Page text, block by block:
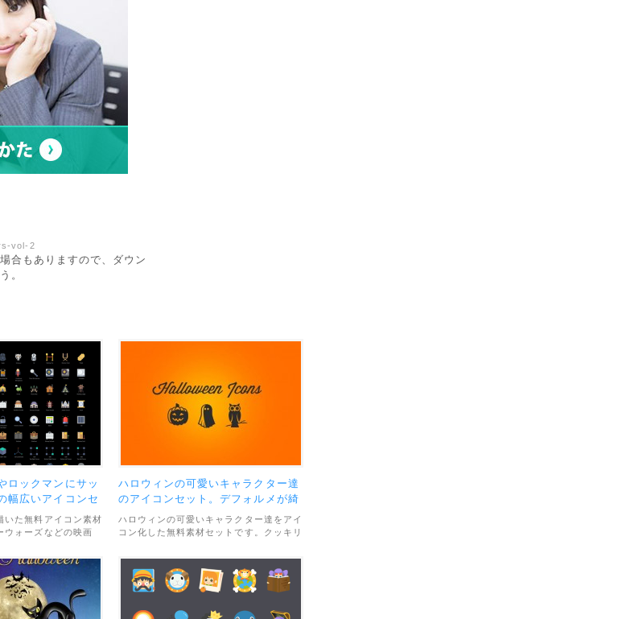
vol-2
合もありますので、ダウン
。
ロックマンにサッ
幅広いアイコンセ
いた無料アイコン素材
ウォーズなどの映画
ツ系と、モチーフは多
材のファイル形式は
されています。利用
人・商用利用問わず
ハロウィンの可愛いキャラクター達
のアイコンセット。デフォルメが綺
麗。
ハロウィンの可愛いキャラクター達をアイ
コン化した無料素材セットです。クッキリ
ています。アイコンの収録数は合計16種
類です。素材のファイル形式はAIとEPS。
利用範囲については、個人・商用利用問わ